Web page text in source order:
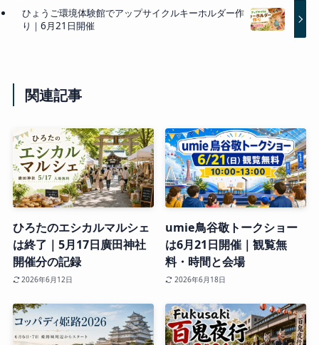
ひょうご環境体験館でアップサイクルキーホルダー作
り｜6月21日開催
関連記事
ひろたのエシカルマルシェ
は終了｜5月17日廣田神社
開催分の記録
2026年6月12日
umie鳥谷敬トークショー
は6月21日開催｜観覧無
料・時間と会場
2026年6月18日